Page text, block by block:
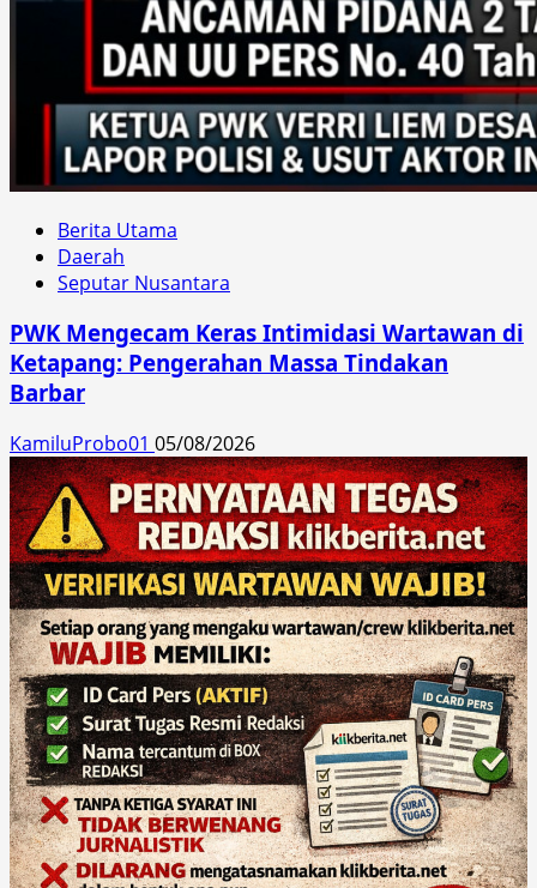
Berita Utama
Daerah
Seputar Nusantara
PWK Mengecam Keras Intimidasi Wartawan di
Ketapang: Pengerahan Massa Tindakan
Barbar
KamiluProbo01 05/08/2026